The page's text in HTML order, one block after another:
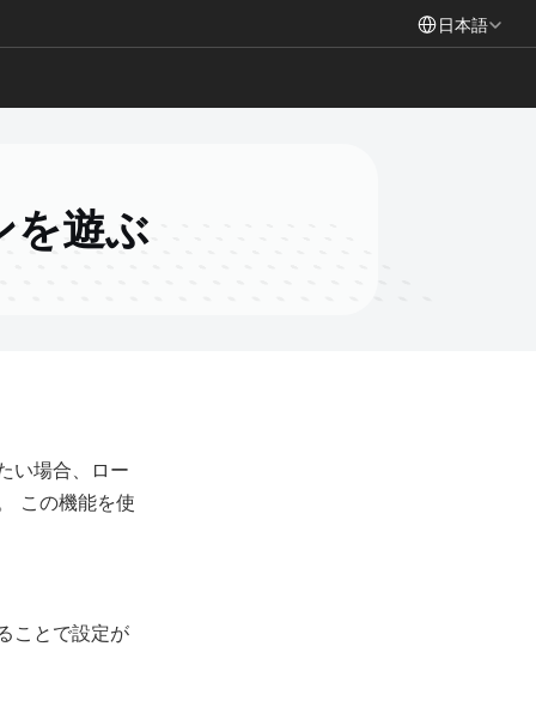
日本語
を遊ぶ
い場合、ロー
この機能を使
ことで設定が